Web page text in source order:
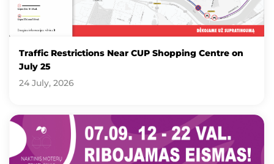
Traffic Restrictions Near CUP Shopping Centre on
July 25
24 July, 2026